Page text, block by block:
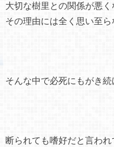
大切な樹里との関係が悪
その理由には全く思い至ら
そんな中で必死にもがき続
断られても嗜好だと言われ